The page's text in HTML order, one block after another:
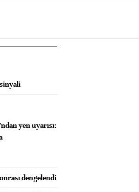
yen uyarısı:
dengelendi